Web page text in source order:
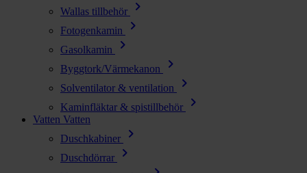
Wallas tillbehör chevron_right
Fotogenkamin chevron_right
Gasolkamin chevron_right
Byggtork/Värmekanon chevron_right
Solventilator & ventilation chevron_right
Kaminfläktar & spistillbehör chevron_right
Vatten Vatten
Duschkabiner
chevron_right
Duschdörrar chevron_right